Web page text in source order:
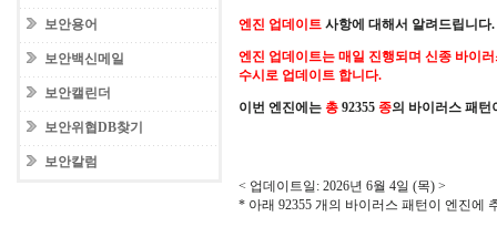
보안용어
보안백신메일
보안캘린더
보안위협DB찾기
보안칼럼
엔진 업데이트 사항에 대해서 알려드립니다.
엔진 업데이트는 매일 진행되며 신종 바이
수시로 업데이트 합니다.
이번 엔진에는 총 92355 종의 바이러스 패턴
< 업데이트일: 2026년 6월 4일 (목) >
* 아래 92355 개의 바이러스 패턴이 엔진에